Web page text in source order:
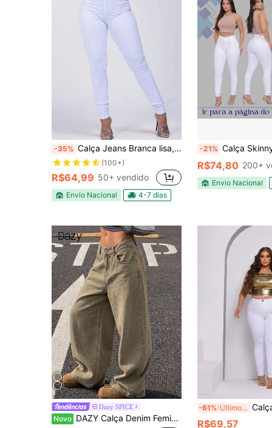
-35% Calça Jeans Branca lisa, tecido grosso, com lycra, cintura alta
(100+)
R$64,99 50+ vendido
Envio Nacional 4-7 dias
-21% Calça Skinny Branca Básica Feminina com
R$74,80 200+
Envio Nacional
Dazy SPICE
Novo DAZY Calça Denim Feminina Verde Oliva Perna Larga Solta Casual Street Wear Uso Externo Diário Moda Diurna Perna Reta com Bolsos Grandes, Outono/Verão
-61% Últimos 3 dias Calça Jeans Skinny Plus Size Branca
R$69,57